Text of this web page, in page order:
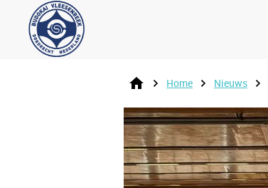
Home Nieuws